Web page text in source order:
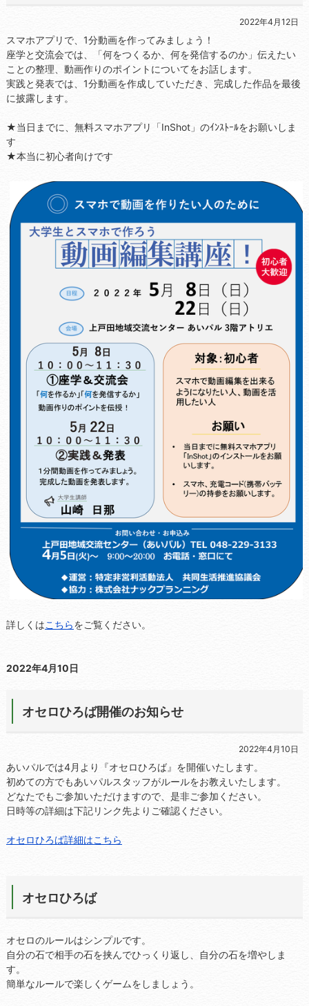
2022年4月12日
スマホアプリで、1分動画を作ってみましょう！
座学と交流会では、「何をつくるか、何を発信するのか」伝えたい
ことの整理、動画作りのポイントについてをお話します。
実践と発表では、1分動画を作成していただき、完成した作品を最後
に披露します。
★当日までに、無料スマホアプリ「InShot」のｲﾝｽﾄｰﾙをお願いしま
す
★本当に初心者向けです
詳しくはこちらをご覧ください。
2022年4月10日
オセロひろば開催のお知らせ
2022年4月10日
あいパルでは4月より『オセロひろば』を開催いたします。
初めての方でもあいパルスタッフがルールをお教えいたします。
どなたでもご参加いただけますので、是非ご参加ください。
日時等の詳細は下記リンク先よりご確認ください。
オセロひろば詳細はこちら
オセロひろば
オセロのルールはシンプルです。
自分の石で相手の石を挟んでひっくり返し、自分の石を増やしま
す。
簡単なルールで楽しくゲームをしましょう。